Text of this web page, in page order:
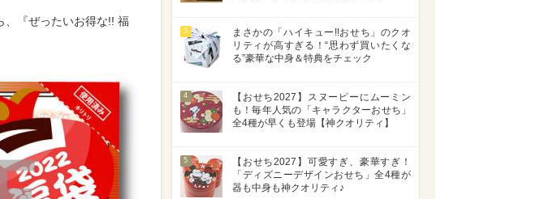
、『ぜったいお得な!! 福
3
まさかの「ハイキュー!!おせち」のクオ
リティが高すぎる！“思わず買いたくな
る”豪華な中身＆特典をチェック
4
【おせち2027】スヌーピーにムーミン
も！毎年人気の「キャラクターおせち」
全4種が早くも登場【神クオリティ】
5
【おせち2027】可愛すぎ、豪華すぎ！
「ディズニーデザインおせち」全4種が
器も中身も神クオリティ♪